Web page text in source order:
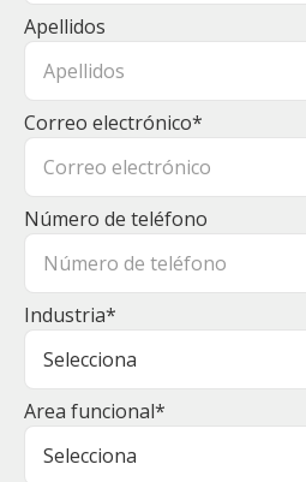
Apellidos
Correo electrónico*
Número de teléfono
Industria*
Area funcional*